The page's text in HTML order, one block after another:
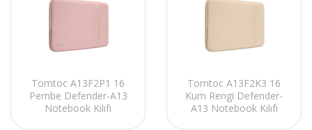
Tomtoc A13F2P1 16
Pembe Defender-A13
Notebook Kılıfı
Tomtoc A13F2K3 16
Kum Rengi Defender-
A13 Notebook Kılıfı